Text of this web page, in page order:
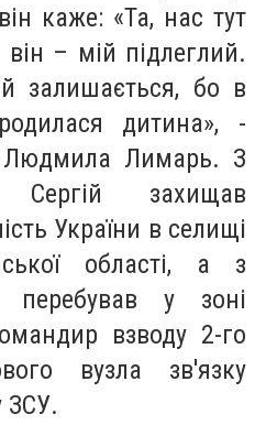
каже: «Та, нас тут
– мій підлеглий.
залишається, бо в
дитина», -
Людмила Лимарь. З
захищав
України в селищі
області, а з
у зоні
взводу 2-го
вузла зв'язку
ЗСУ.